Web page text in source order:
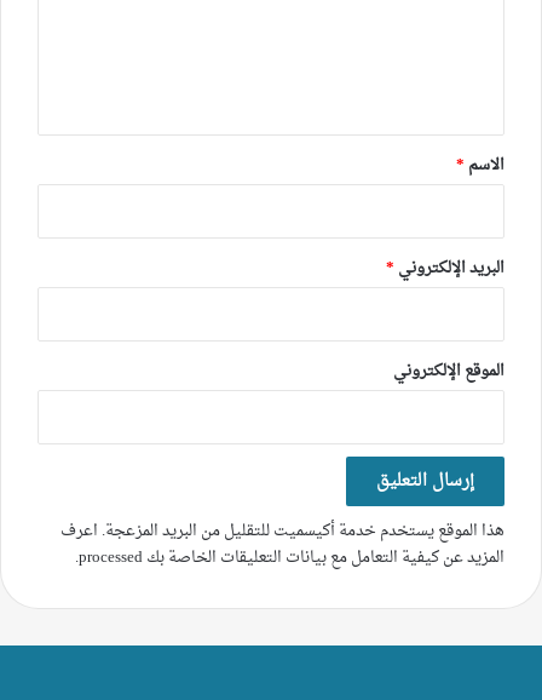
*
الاسم *
البريد الإلكتروني *
الموقع الإلكتروني
هذا الموقع يستخدم خدمة أكيسميت للتقليل من البريد المزعجة. اعرف
المزيد عن كيفية التعامل مع بيانات التعليقات الخاصة بك processed
.